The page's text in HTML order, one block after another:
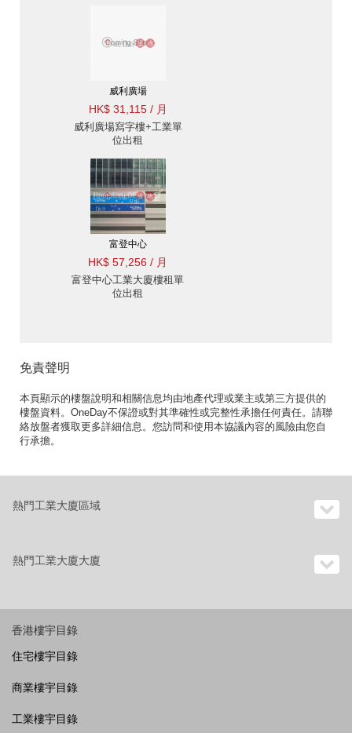
威利廣場
HK$ 31,115 / 月
威利廣場寫字樓+工業單
位出租
富登中心
HK$ 57,256 / 月
富登中心工業大廈樓租單
位出租
免責聲明
本頁顯示的樓盤說明和相關信息均由地產代理或業主或第三方提供的
樓盤資料。OneDay不保證或對其準確性或完整性承擔任何責任。請聯
絡放盤者獲取更多詳細信息。您訪問和使用本協議內容的風險由您自
行承擔。
熱門工業大廈區域
熱門工業大廈大廈
香港樓宇目錄
住宅樓宇目錄
商業樓宇目錄
工業樓宇目錄